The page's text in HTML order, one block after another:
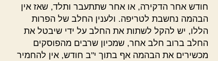
חודש אחר הדקירה, או אחר שתתעבר ותלד, שאז אין
הבהמה נחשבת לטריפה. ולענין החלב של הפרות
הללו, יש להקל לשתות את החלב על ידי שיבטל את
החלב ברוב חלב אחר, שמכיון שרבים מהפוסקים
מכשירים את הבהמה אף בתוך י"ב חודש, אין להחמיר